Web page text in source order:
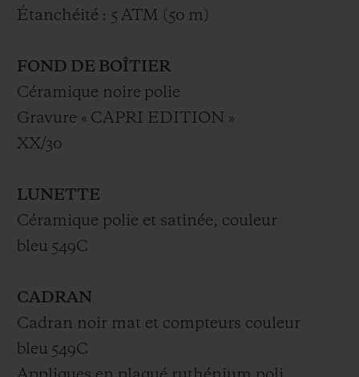
Étanchéité : 5 ATM (50 m)
FOND DE BOÎTIER
Céramique noire polie
Gravure « CAPRI EDITION »
XX/30
LUNETTE
Céramique polie et satinée, couleur
bleu 549C
CADRAN
Cadran noir mat et compteurs couleur
bleu 549C